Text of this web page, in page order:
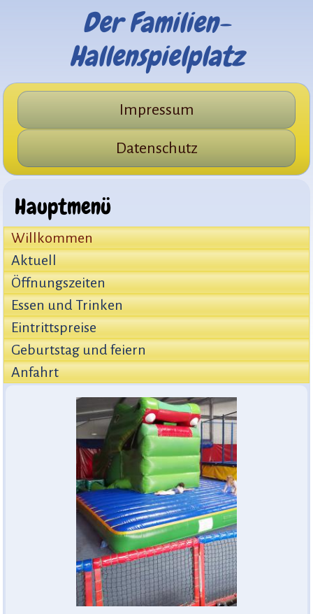
Der Familien-
Hallenspielplatz
Impressum
Datenschutz
Hauptmenü
Willkommen
Aktuell
Öffnungszeiten
Essen und Trinken
Eintrittspreise
Geburtstag und feiern
Anfahrt